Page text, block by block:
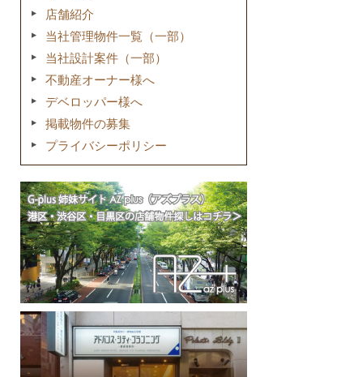
店舗紹介
当社管理物件一覧（一部）
当社設計案件（一部）
不動産オーナー様へ
デベロッパー様へ
掲載物件の募集
プライバシーポリシー